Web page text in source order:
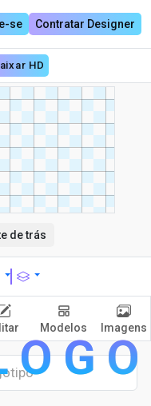
OGO
se Contratar Designer
de trás
HD
Modelos Imagens